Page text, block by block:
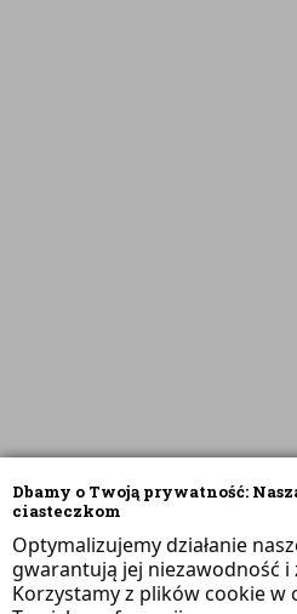
Dbamy o Twoją prywatność:
ciasteczkom
Optymalizujemy działanie
gwarantują jej niezawodność i
Korzystamy z plików cookie